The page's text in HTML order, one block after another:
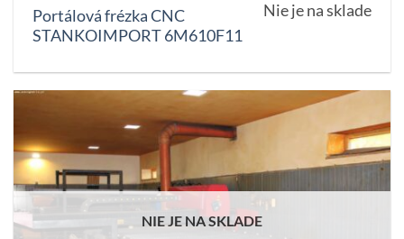
Portálová frézka CNC
STANKOIMPORT 6M610F11
Nie je na sklade
NIE JE NA SKLADE